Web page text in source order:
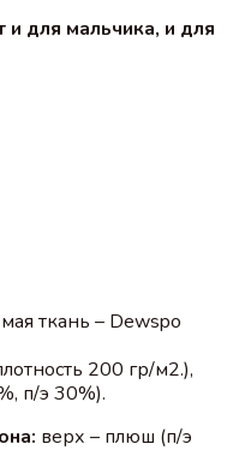
для мальчика, и для
ткань – Dewspo
200 гр/м2.),
п/э 30%).
верх – плюш (п/э